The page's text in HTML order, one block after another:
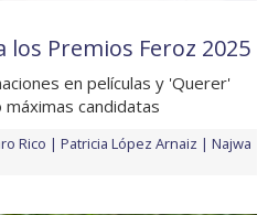
Premios Feroz 2025
en películas y 'Querer'
candidatas
Rico Patricia López Arnaiz
Najwa